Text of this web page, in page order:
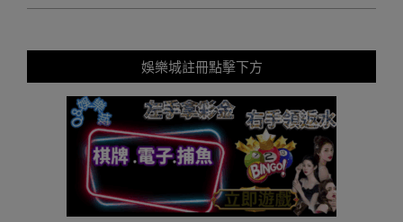
娛樂城註冊點擊下方